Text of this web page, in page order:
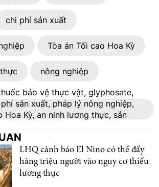
chi phí sản xuất
Tòa án Tối cao Hoa Kỳ
nông nghiệp
bảo vệ thực vật, glyphosate,
sản xuất, pháp lý nông nghiệp,
Hoa Kỳ, an ninh lương thực, sản
LHQ cảnh báo El Nino có thể đẩy
hàng triệu người vào nguy cơ thiếu
lương thực